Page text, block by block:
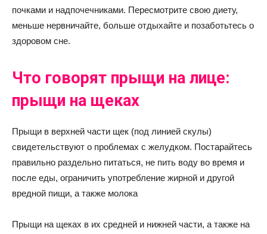
почками и надпочечниками. Пересмотрите свою диету,
меньше нервничайте, больше отдыхайте и позаботьтесь о
здоровом сне.
Что говорят прыщи на лице:
прыщи на щеках
Прыщи в верхней части щек (под линией скулы)
свидетельствуют о проблемах с желудком. Постарайтесь
правильно раздельно питаться, не пить воду во время и
после еды, ограничить употребление жирной и другой
вредной пищи, а также молока
Прыщи на щеках в их средней и нижней части, а также на